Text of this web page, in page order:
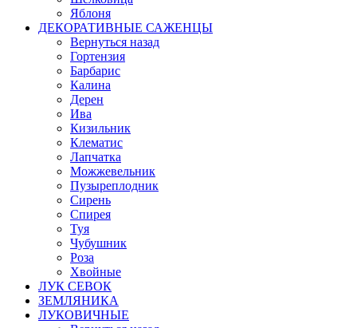
Яблоня
ДЕКОРАТИВНЫЕ САЖЕНЦЫ
Вернуться назад
Гортензия
Барбарис
Калина
Дерен
Ива
Кизильник
Клематис
Лапчатка
Можжевельник
Пузыреплодник
Сирень
Спирея
Туя
Чубушник
Роза
Хвойные
ЛУК СЕВОК
ЗЕМЛЯНИКА
ЛУКОВИЧНЫЕ